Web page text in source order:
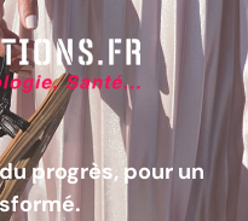
progrès, pour un